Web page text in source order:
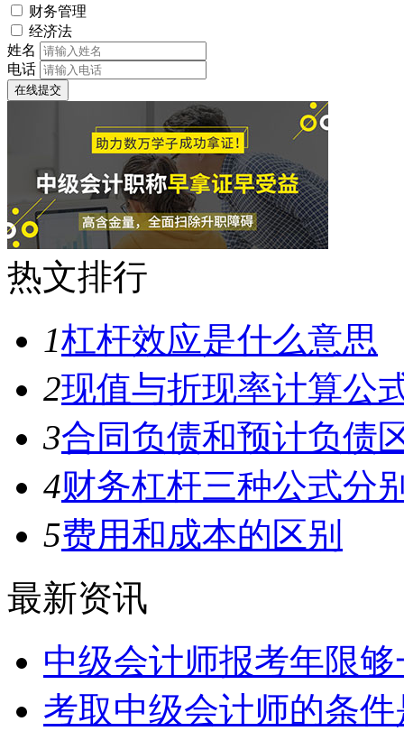
财务管理
经济法
姓名
电话
热文排行
1杠杆效应是什么意思
2现值与折现率计算公
3合同负债和预计负债
4财务杠杆三种公式分
5费用和成本的区别
最新资讯
中级会计师报考年限
考取中级会计师的条